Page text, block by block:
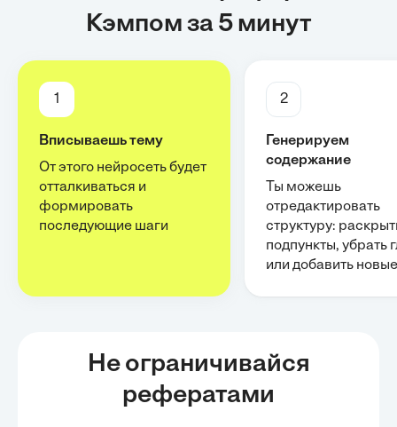
Кэмпом за 5 минут
1
Вписываешь тему
От этого нейросеть будет
отталкиваться и
формировать
последующие шаги
2
Генерируем
содержание
Ты можешь
отредактировать
структуру:
подпункты, убрать
или добавить новые
Не ограничивайся
рефератами